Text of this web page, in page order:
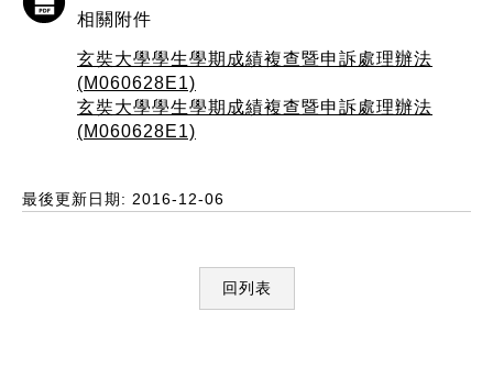
相關附件
玄奘大學學生學期成績複查暨申訴處理辦法
(M060628E1)
玄奘大學學生學期成績複查暨申訴處理辦法
(M060628E1)
最後更新日期: 2016-12-06
回列表